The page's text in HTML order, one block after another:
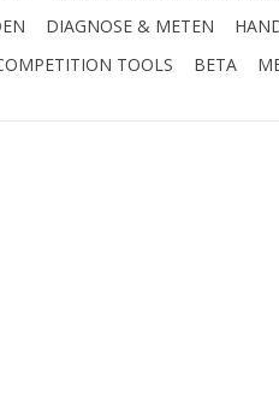
DIAGNOSE & METEN
TOOLS BETA